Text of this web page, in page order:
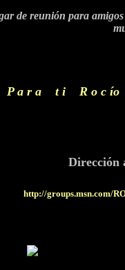
de reunión para
P a r a t i R o
Dirección
http://groups.msn.com/